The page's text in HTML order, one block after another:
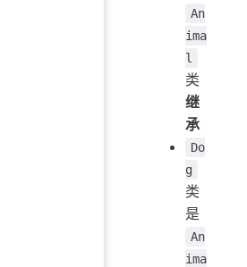
An
ima
l
类
继
承
Do
g
类
是
An
ima